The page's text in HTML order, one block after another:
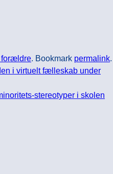
forældre. Bookmark permalink.
i virtuelt fælleskab under
stereotyper i skolen